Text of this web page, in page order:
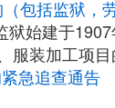
包括监狱，
始建于
服装加工项
急追查通告